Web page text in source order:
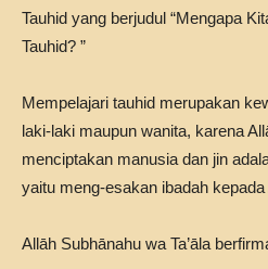
Tauhid yang berjudul “Mengapa
Tauhid? ”
Mempelajari tauhid merupakan
laki-laki maupun wanita, karena
menciptakan manusia dan jin
yaitu meng-esakan ibadah kepada
Allāh Subhānahu wa Ta’āla